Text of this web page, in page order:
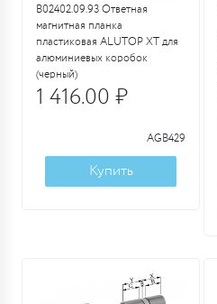
B02402.09.93 Ответная
магнитная планка
пластиковая ALUTOP XT для
алюминиевых коробок
(черный)
1 416.00 ₽
AGB429
Купить